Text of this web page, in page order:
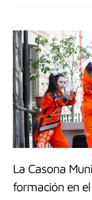
La Casona
formación en